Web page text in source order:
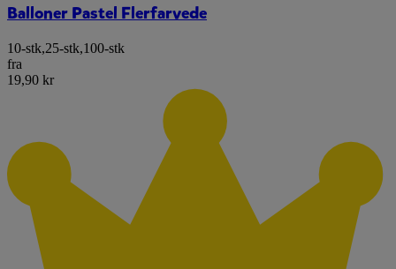
Balloner Pastel Flerfarvede
10-stk,25-stk,100-stk
fra
19,90 kr